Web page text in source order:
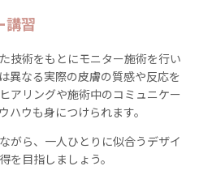
講習
技術をもとにモニター施術を行い
異なる実際の皮膚の質感や反応を
アリングや施術中のコミュニケー
ハウも身につけられます。
がら、一人ひとりに似合うデザイ
を目指しましょう。